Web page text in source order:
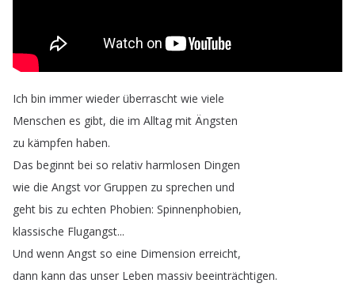
Ich bin immer wieder überrascht wie viele
Menschen es gibt, die im Alltag mit Ängsten
zu kämpfen haben.
Das beginnt bei so relativ harmlosen Dingen
wie die Angst vor Gruppen zu sprechen und
geht bis zu echten Phobien: Spinnenphobien,
klassische Flugangst...
Und wenn Angst so eine Dimension erreicht,
dann kann das unser Leben massiv beeinträchtigen.